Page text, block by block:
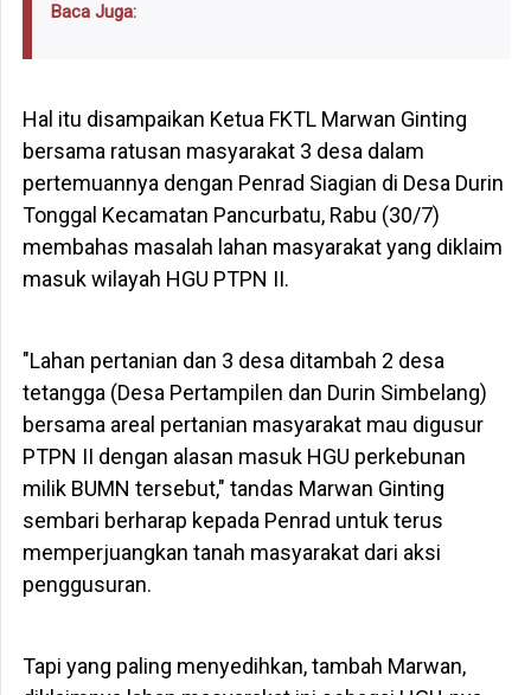
Baca Juga:
Hal itu disampaikan Ketua FKTL Marwan Ginting
bersama ratusan masyarakat 3 desa dalam
pertemuannya dengan Penrad Siagian di Desa Durin
Tonggal Kecamatan Pancurbatu, Rabu (30/7)
membahas masalah lahan masyarakat yang diklaim
masuk wilayah HGU PTPN II.
"Lahan pertanian dan 3 desa ditambah 2 desa
tetangga (Desa Pertampilen dan Durin Simbelang)
bersama areal pertanian masyarakat mau digusur
PTPN II dengan alasan masuk HGU perkebunan
milik BUMN tersebut," tandas Marwan Ginting
sembari berharap kepada Penrad untuk terus
memperjuangkan tanah masyarakat dari aksi
penggusuran.
Tapi yang paling menyedihkan, tambah Marwan,